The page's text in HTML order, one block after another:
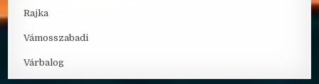
Rajka
Vámosszabadi
Várbalog